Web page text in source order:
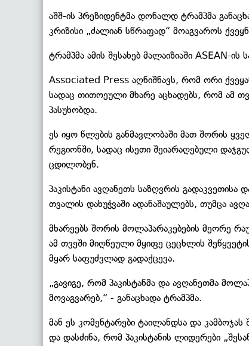
აშშ-ის პრეზიდენტმა დონალდ ტრამპმა
კრიზისი „ძალიან სწრაფად“ მოაგვაროს
ტრამპმა ამის შესახებ მალაიზიაში ASEAN-ის
Associated Press აღნიშნავს, რომ ორი
სადაც თითოეული მხარე აცხადებს, რომ ამ
პასუხობდა.
ეს იყო წლების განმავლობაში მათ შორის
რეგიონში, სადაც ისეთი შეიარაღებული
ცდილობენ.
პაკისტანი ავღანეთს საზღვრის
თვალის დახუჭვაში ადანაშაულებს, თუმცა
მხარეებს შორის მოლაპარაკებების მეორე
ამ თვეში მიღწეული მყიფე ცეცხლის
მყარ საფუძვლად გადაქცევა.
„გავიგე, რომ პაკისტანმა და ავღანეთმა
მოვაგვარებ,“ - განაცხადა ტრამპმა.
მან ეს კომენტარები ტაილანდსა და
და დასძინა, რომ პაკისტანის ლიდერები